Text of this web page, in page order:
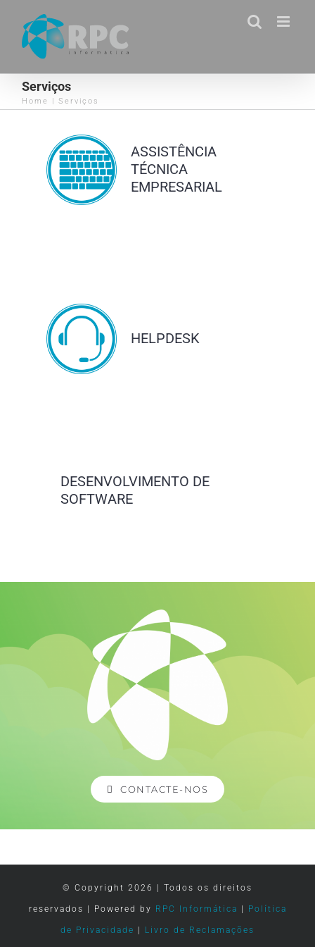
content
Serviços
Home Serviços
ASSISTÊNCIA
TÉCNICA
EMPRESARIAL
HELPDESK
DESENVOLVIMENTO DE
SOFTWARE
CONTACTE-NOS
© Copyright 2026 | Todos os direitos
reservados | Powered by RPC Informática Política
de Privacidade Livro de Reclamações